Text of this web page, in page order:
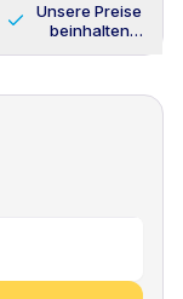
Unsere Preise
beinhalten